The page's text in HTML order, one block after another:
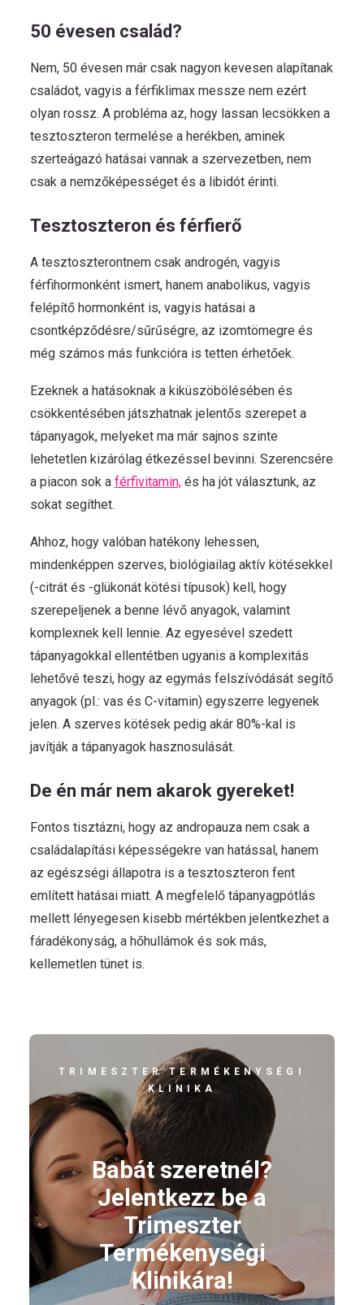
50 évesen család?
Nem, 50 évesen már csak nagyon kevesen alapítanak
családot, vagyis a férfiklimax messze nem ezért
olyan rossz. A probléma az, hogy lassan lecsökken a
tesztoszteron termelése a herékben, aminek
szerteágazó hatásai vannak a szervezetben, nem
csak a nemzőképességet és a libidót érinti.
Tesztoszteron és férfierő
A tesztoszterontnem csak androgén, vagyis
férfihormonként ismert, hanem anabolikus, vagyis
felépítő hormonként is, vagyis hatásai a
csontképződésre/sűrűségre, az izomtömegre és
még számos más funkcióra is tetten érhetőek.
Ezeknek a hatásoknak a kiküszöbölésében és
csökkentésében játszhatnak jelentős szerepet a
tápanyagok, melyeket ma már sajnos szinte
lehetetlen kizárólag étkezéssel bevinni. Szerencsére
a piacon sok a férfivitamin, és ha jót választunk, az
sokat segíthet.
Ahhoz, hogy valóban hatékony lehessen,
mindenképpen szerves, biológiailag aktív kötésekkel
(-citrát és -glükonát kötési típusok) kell, hogy
szerepeljenek a benne lévő anyagok, valamint
komplexnek kell lennie. Az egyesével szedett
tápanyagokkal ellentétben ugyanis a komplexitás
lehetővé teszi, hogy az egymás felszívódását segítő
anyagok (pl.: vas és C-vitamin) egyszerre legyenek
jelen. A szerves kötések pedig akár 80%-kal is
javítják a tápanyagok hasznosulását.
De én már nem akarok gyereket!
Fontos tisztázni, hogy az andropauza nem csak a
családalapítási képességekre van hatással, hanem
az egészségi állapotra is a tesztoszteron fent
említett hatásai miatt. A megfelelő tápanyagpótlás
mellett lényegesen kisebb mértékben jelentkezhet a
fáradékonyság, a hőhullámok és sok más,
kellemetlen tünet is.
TRIMESZTER TERMÉKENYSÉGI
KLINIKA
Babát szeretnél?
Jelentkezz be a
Trimeszter
Termékenységi
Klinikára!